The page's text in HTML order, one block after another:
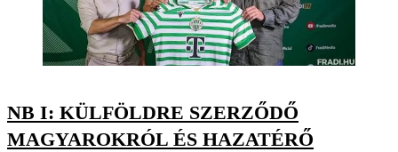
NB I: KÜLFÖLDRE SZERZŐDŐ
MAGYAROKRÓL ÉS HAZATÉRŐ